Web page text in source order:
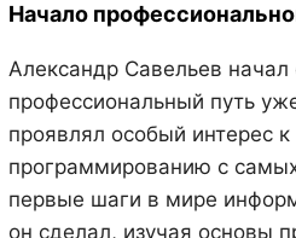
Начало
Александр Савельев начал
профессиональный путь
проявлял особый интерес
программированию с
первые шаги в мире
он сделал, изучая основы